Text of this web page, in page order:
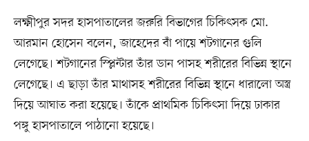
লক্ষ্মীপুর সদর হাসপাতালের জরুরি বিভাগের চিকিৎসক মো.
আরমান হোসেন বলেন, জাহেদের বাঁ পায়ে শটগানের গুলি
লেগেছে। শটগানের স্প্লিন্টার তাঁর ডান পাসহ শরীরের বিভিন্ন স্থানে
লেগেছে। এ ছাড়া তাঁর মাথাসহ শরীরের বিভিন্ন স্থানে ধারালো অস্ত্র
দিয়ে আঘাত করা হয়েছে। তাঁকে প্রাথমিক চিকিৎসা দিয়ে ঢাকার
পঙ্গু হাসপাতালে পাঠানো হয়েছে।